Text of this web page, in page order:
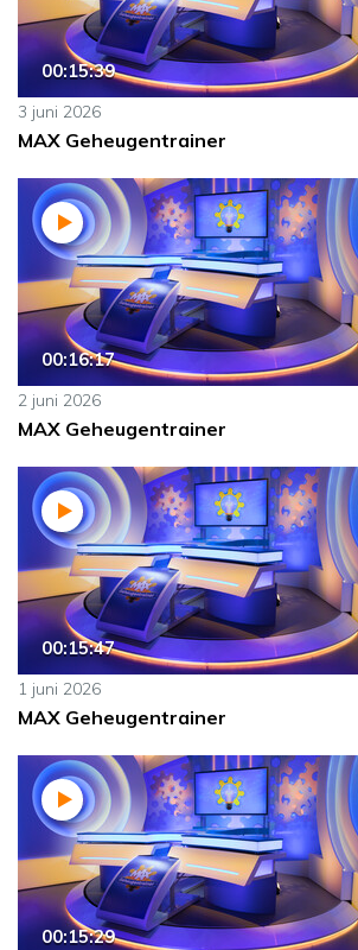
00:15:39
3 juni 2026
MAX Geheugentrainer
00:16:17
2 juni 2026
MAX Geheugentrainer
00:15:47
1 juni 2026
MAX Geheugentrainer
00:15:29